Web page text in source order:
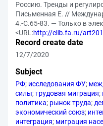
Россию. Тренды и
Письменная Е. //
4.-С.65-83. — Только в
<URL:http://elib.fa.ru/
Record create date
12/7/2020
Subject
РФ; исследования ФУ;
силы;трудовая миграция;
политика; рынок труда;
экономический союз;
интеграция; миграция